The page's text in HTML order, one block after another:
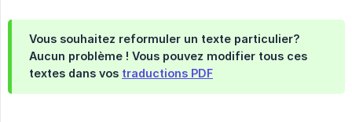
Vous souhaitez reformuler un texte particulier?
Aucun problème ! Vous pouvez modifier tous ces
textes dans vos traductions PDF